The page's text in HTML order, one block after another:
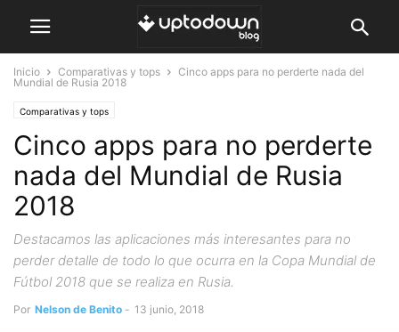
Inicio Comparativas y tops
Cinco apps para no perderte nada del
Mundial de Rusia 2018
Comparativas y tops
Cinco apps para no perderte
nada del Mundial de Rusia
2018
Destacamos las aplicaciones más interesantes para no
perder detalle de todo lo que ocurra en la Copa Mundial de
Fútbol 2018 que se realiza en Rusia.
Por Nelson de Benito - 13 junio, 2018